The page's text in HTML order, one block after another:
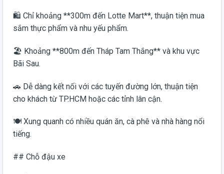
🛍️ Chỉ khoảng **300m đến Lotte Mart**, thuận tiện mua
sắm thực phẩm và nhu yếu phẩm.
🏖️ Khoảng **800m đến Tháp Tam Thắng** và khu vực
Bãi Sau.
🚗 Dễ dàng kết nối với các tuyến đường lớn, thuận tiện
cho khách từ TP.HCM hoặc các tỉnh lân cận.
🍽️ Xung quanh có nhiều quán ăn, cà phê và nhà hàng nổi
tiếng.
## Chỗ đậu xe